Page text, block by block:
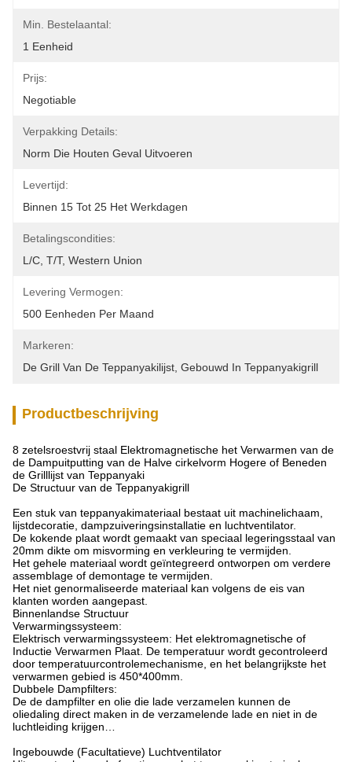
Min. Bestelaantal:
1 Eenheid
Prijs:
Negotiable
Verpakking Details:
Norm Die Houten Geval Uitvoeren
Levertijd:
Binnen 15 Tot 25 Het Werkdagen
Betalingscondities:
L/C, T/T, Western Union
Levering Vermogen:
500 Eenheden Per Maand
Markeren:
De Grill Van De Teppanyakilijst Gebouwd In Teppanyakigrill
Productbeschrijving
8 zetelsroestvrij staal Elektromagnetische het Verwarmen van de
de Dampuitputting van de Halve cirkelvorm Hogere of Beneden
de Grilllijst van Teppanyaki
De Structuur van de Teppanyakigrill
Een stuk van teppanyakimateriaal bestaat uit machinelichaam,
lijstdecoratie, dampzuiveringsinstallatie en luchtventilator.
De kokende plaat wordt gemaakt van speciaal legeringsstaal van
20mm dikte om misvorming en verkleuring te vermijden.
Het gehele materiaal wordt geïntegreerd ontworpen om verdere
assemblage of demontage te vermijden.
Het niet genormaliseerde materiaal kan volgens de eis van
klanten worden aangepast.
Binnenlandse Structuur
Verwarmingssysteem:
Elektrisch verwarmingssysteem: Het elektromagnetische of
Inductie Verwarmen Plaat. De temperatuur wordt gecontroleerd
door temperatuurcontrolemechanisme, en het belangrijkste het
verwarmen gebied is 450*400mm.
Dubbele Dampfilters:
De de dampfilter en olie die lade verzamelen kunnen de
oliedaling direct maken in de verzamelende lade en niet in de
luchtleiding krijgen…
Ingebouwde (Facultatieve) Luchtventilator